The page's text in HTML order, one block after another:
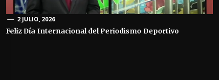
2 JULIO, 2026
Feliz Día Internacional del Periodismo Deportivo